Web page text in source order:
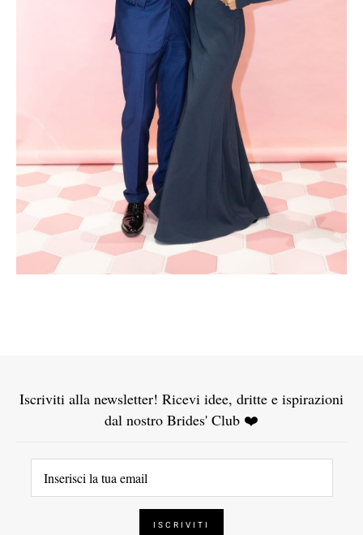
Iscriviti alla newsletter! Ricevi idee, dritte e ispirazioni
dal nostro Brides' Club ❤️